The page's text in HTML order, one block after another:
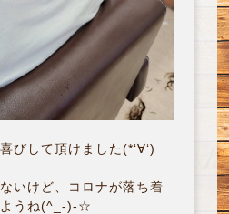
びして頂けました(*‘∀‘)
いけど、コロナが落ち着
ようね(^_-)-☆